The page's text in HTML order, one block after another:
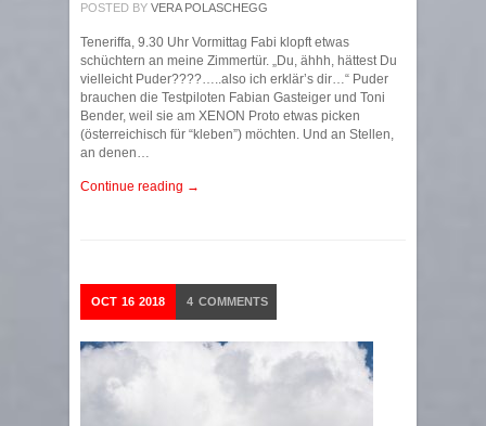
POSTED BY VERA POLASCHEGG
Teneriffa, 9.30 Uhr Vormittag Fabi klopft etwas
schüchtern an meine Zimmertür. „Du, ähhh, hättest Du
vielleicht Puder????…..also ich erklär’s dir…“ Puder
brauchen die Testpiloten Fabian Gasteiger und Toni
Bender, weil sie am XENON Proto etwas picken
(österreichisch für “kleben”) möchten. Und an Stellen,
an denen…
Continue reading →
OCT 16 2018 4 COMMENTS